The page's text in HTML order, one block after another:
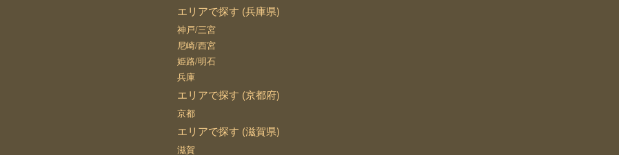
エリアで探す (兵庫県)
神戸/三宮
尼崎/西宮
姫路/明石
兵庫
エリアで探す (京都府)
京都
エリアで探す (滋賀県)
滋賀